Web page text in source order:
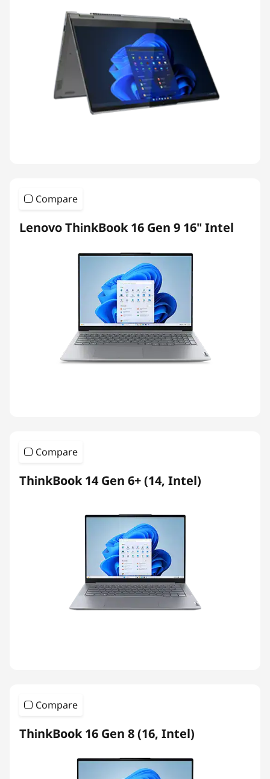
Compare
Lenovo ThinkBook 16 Gen 9 16" Intel
Compare
ThinkBook 14 Gen 6+ (14, Intel)
Compare
ThinkBook 16 Gen 8 (16, Intel)